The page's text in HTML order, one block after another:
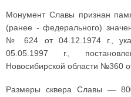
Монумент Славы признан
(ранее - федерального)
№ 624 от 04.12.1974 г.,
05.05.1997 г.,
Новосибирской области №360
Размеры сквера Славы —